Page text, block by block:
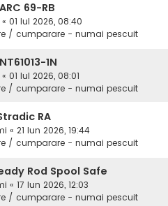
69-RB
« 01 Iul 2026, 08:40
/ cumparare - numai pescuit
1N
« 01 Iul 2026, 08:01
/ cumparare - numai pescuit
RA
« 21 Iun 2026, 19:44
/ cumparare - numai pescuit
Rod Spool Safe
« 17 Iun 2026, 12:03
/ cumparare - numai pescuit